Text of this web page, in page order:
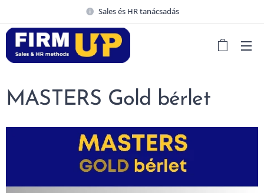
Sales és HR tanácsadás
MASTERS Gold bérlet